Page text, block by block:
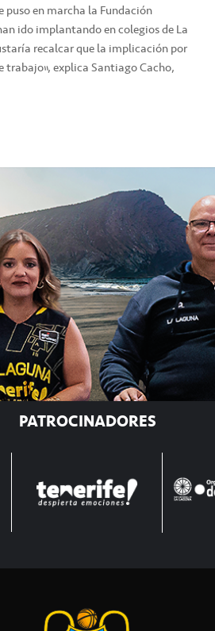
puso en marcha la Fundación
ido implantando en colegios de La
recalcar que la implicación por
trabajo”, explica Santiago Cacho,
PATROCINADORES